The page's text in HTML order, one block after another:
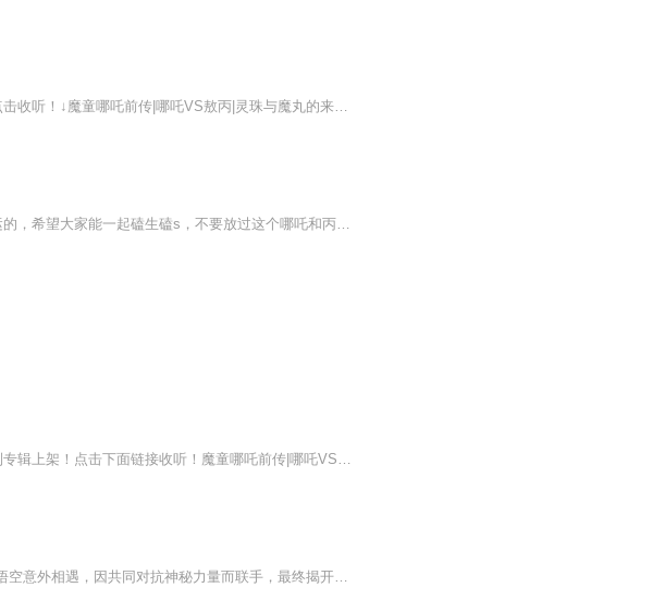
封神大战后，哪吒和敖丙迎接新的挑战！哪吒系列专辑上架，点击收听！↓魔童哪吒前传|哪吒VS敖丙|灵珠与魔丸的来历魔童3：哪吒后传|封神之战|哪吒与敖丙的反抗哪吒上学记：哪吒大闹天宫小学哪吒外传：天劫过后I哪吒敖丙异世界归来|脑洞封神敖光传|少年敖光|...
很喜欢藕饼，订阅或月票加更，关注指定加更内容，视频是搬运的，希望大家能一起磕生磕s，不要放过这个哪吒和丙丙！！另外祝哪吒2票房一直往前冲！！！侵权删～有想看的评论见，私信最近有问题,容易被吞，，
打败无量天尊之后，哪吒和敖丙又将面临怎样的命运？哪吒系列专辑上架！点击下面链接收听！魔童哪吒前传|哪吒VS敖丙|灵珠与魔丸的来历魔童哪吒4：后封神时代|哪吒与敖丙新的危机哪吒上学记|哪吒大闹天宫小学哪吒外传：天劫过后I哪吒敖丙异世界归来|脑洞封神...
灵珠魔丸VS齐天大圣，谁才是三界第一反骨？哪吒、敖丙与孙悟空意外相遇，因共同对抗神秘力量而联手，最终揭开封神世界背后隐藏的惊天秘密，并各自获得成长与蜕变。故事发生在封神大战结束后数百年的人间界，这是一个神仙与凡人共存的世界，科技水平处于古...